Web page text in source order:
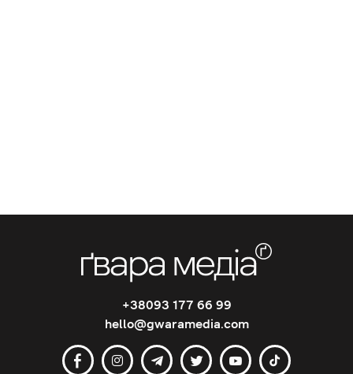
+38093 177 66 99
hello@gwaramedia.com